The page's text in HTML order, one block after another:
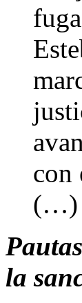
con
(…)
la